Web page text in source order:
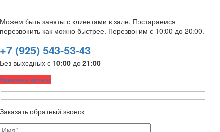
Можем быть заняты с клиентами в зале. Постараемся
перезвонить как можно быстрее. Перезвоним с 10:00 до 20:00.
+7 (925) 543-53-43
Без выходных с 10:00 до 21:00
Заказать звонок
Заказать обратный звонок